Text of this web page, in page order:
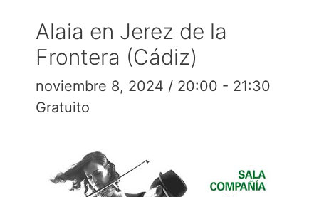
Alaia en Jerez de la
Frontera (Cádiz)
noviembre 8, 2024 / 20:00 - 21:30
Gratuito